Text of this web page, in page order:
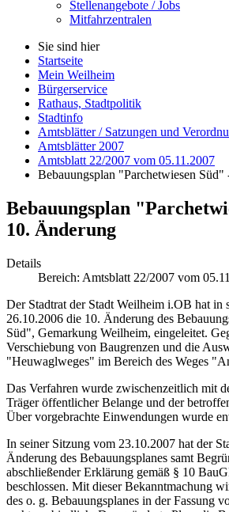
Stellenangebote / Jobs
Mitfahrzentralen
Sie sind hier
Startseite
Mein Weilheim
Bürgerservice
Rathaus, Stadtpolitik
Stadtinfo
Amtsblätter / Satzungen und
Amtsblätter 2007
Amtsblatt 22/2007 vom 05.11.2007
Bebauungsplan "Parchetwiesen
Bebauungsplan
10. Änderung
Details
Bereich: Amtsblatt 22/2007 vom
Der Stadtrat der Stadt Weilheim i.OB hat in
26.10.2006 die 10. Änderung des
Süd", Gemarkung Weilheim, eingeleitet.
Verschiebung von Baugrenzen und die
"Heuwaglweges" im Bereich des Weges
Das Verfahren wurde zwischenzeitlich mit
Träger öffentlicher Belange und der
Über vorgebrachte Einwendungen wurde
In seiner Sitzung vom 23.10.2007 hat der
Änderung des Bebauungsplanes samt
abschließender Erklärung gemäß § 10
beschlossen. Mit dieser Bekanntmachung
des o. g. Bebauungsplanes in der Fassung